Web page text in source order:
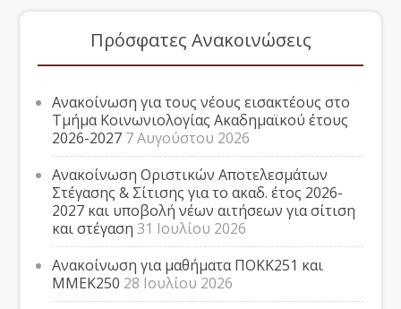
Πρόσφατες Ανακοινώσεις
Ανακοίνωση για τους νέους εισακτέους στο
Τμήμα Κοινωνιολογίας Ακαδημαϊκού έτους
2026-2027 7 Αυγούστου 2026
Ανακοίνωση Οριστικών Αποτελεσμάτων
Στέγασης & Σίτισης για το ακαδ. έτος 2026-
2027 και υποβολή νέων αιτήσεων για σίτιση
και στέγαση 31 Ιουλίου 2026
Ανακοίνωση για μαθήματα ΠΟΚΚ251 και
ΜΜΕΚ250 28 Ιουλίου 2026